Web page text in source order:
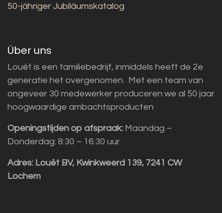
50-jähriger Jubiläumskatalog
Über uns
Louët is een familiebedrijf, inmiddels heeft de 2e
generatie het overgenomen. Met een team van
ongeveer 30 medewerker produceren we al 50 jaar
hoogwaardige ambachtsproducten
Openingstijden op afspraak: Maandag –
Donderdag: 8:30 – 16:30 uur
Adres: Louët BV, Kwinkweerd 139, 7241 CW
Lochem